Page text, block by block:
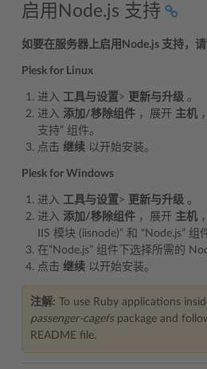
启用Node.js 支持
如要在服务器上启用Node.js 支持，请
Plesk for Linux
进入 工具与设置> 更新与升级 。
进入 添加/移除组件 ，展开 主机
支持” 组件。
点击 继续 以开始安装。
Plesk for Windows
进入 工具与设置> 更新与升级 。
进入 添加/移除组件 ，展开 主机
IIS 模块 (iisnode)” 和 “Node.js” 组
在”Node.js” 组件下选择所需的
点击 继续 以开始安装。
注解: To use Ruby applications
passenger-cagefspackage and
README file.